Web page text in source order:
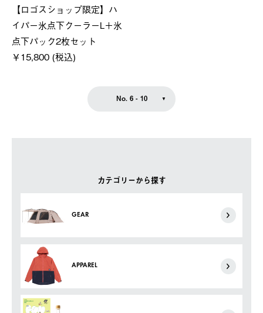
カテゴリーから探す
GEAR
APPAREL
【ロゴスショップ限定】ハ
イパー氷点下クーラーL＋氷
点下パック2枚セット
￥15,800 (税込)
No. 6 - 10